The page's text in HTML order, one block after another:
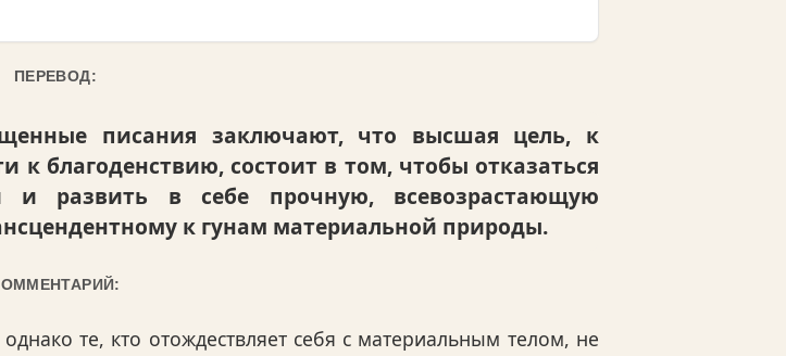
ПЕРЕВОД:
писания заключают, что высшая цель, к
благоденствию, состоит в том, чтобы отказаться
развить в себе прочную, всевозрастающую
к гунам материальной природы.
те, кто отождествляет себя с материальным телом, не